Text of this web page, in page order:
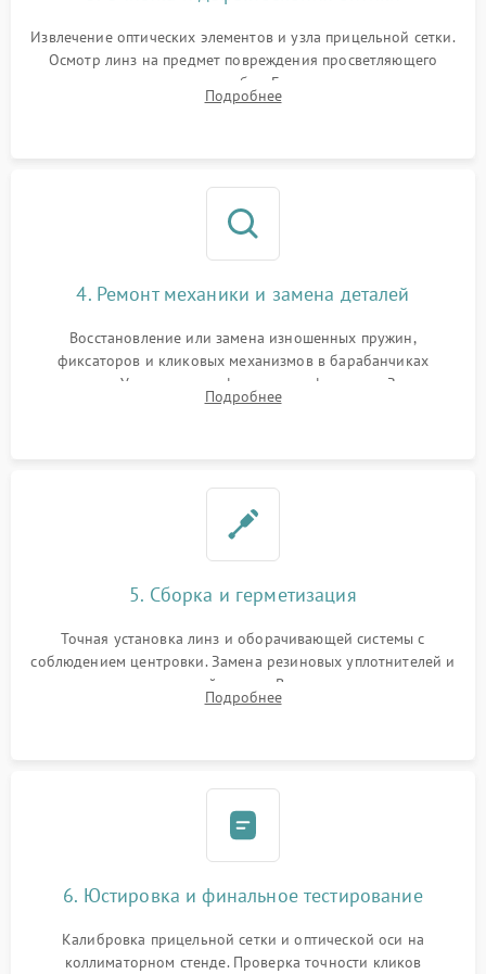
Извлечение оптических элементов и узла прицельной сетки.
Осмотр линз на предмет повреждения просветляющего
покрытия или появления грибка. Бережная очистка стекол
спецрастворами. Проверка целостности гравированной
Подробнее
4. Ремонт механики и замена деталей
Восстановление или замена изношенных пружин,
фиксаторов и кликовых механизмов в барабанчиках
поправок. Устранение люфтов в трансфокаторе. Замена
поврежденных линз, разбитой сетки или восстановление
Подробнее
5. Сборка и герметизация
Точная установка линз и оборачивающей системы с
соблюдением центровки. Замена резиновых уплотнителей и
нанесение влагозащитной смазки. Вакуумирование корпуса
и заполнение его осушенным азотом или аргоном для
Подробнее
6. Юстировка и финальное тестирование
Калибровка прицельной сетки и оптической оси на
коллиматорном стенде. Проверка точности кликов